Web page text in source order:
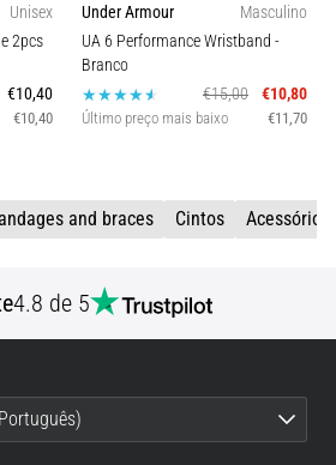
Unisex
2pcs
€10,40
€10,40
Under Armour
Masculino
UA 6 Performance Wristband -
Branco
€15,00
€10,80
Último preço mais baixo €11,70
and braces Cintos Acessórios
4.8 de 5